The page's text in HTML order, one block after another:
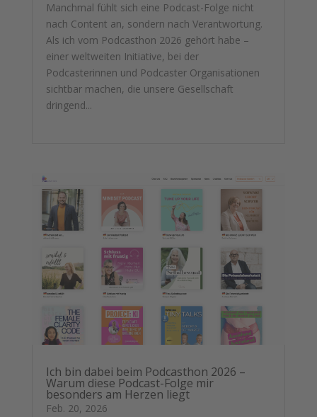
Manchmal fühlt sich eine Podcast-Folge nicht
nach Content an, sondern nach Verantwortung.
Als ich vom Podcasthon 2026 gehört habe –
einer weltweiten Initiative, bei der
Podcasterinnen und Podcaster Organisationen
sichtbar machen, die unsere Gesellschaft
dringend...
Ich bin dabei beim Podcasthon 2026 –
Warum diese Podcast-Folge mir
besonders am Herzen liegt
Feb. 20, 2026